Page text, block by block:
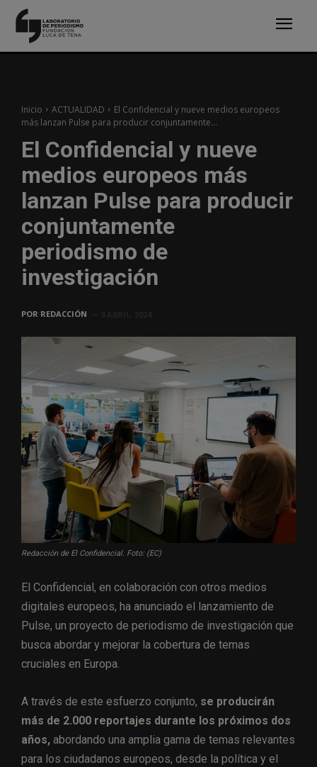
Inicio ACTUALIDAD
El Confidencial y nueve medios europeos
más lanzan Pulse para producir conjuntamente...
El Confidencial y nueve
medios europeos más
lanzan Pulse para producir
conjuntamente
periodismo de
investigación
POR REDACCIÓN
Redacción de El Confidencial. Foto: (EC)
El Confidencial, en colaboración con otros medios
digitales europeos, ha anunciado el lanzamiento de
Pulse, un proyecto de periodismo de investigación que
busca abordar y mejorar la cobertura de temas
cruciales en Europa.
A través de este esfuerzo conjunto, se producirán
más de 2.000 reportajes durante los próximos dos
años, abordando una amplia gama de temas relevantes
para los ciudadanos europeos, desde la política y el